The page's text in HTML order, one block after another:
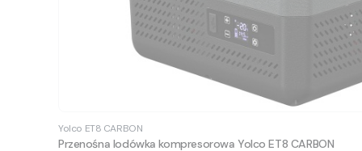
Yolco ET8 CARBON
Przenośna lodówka kompresorowa Yolco ET8 CARBON